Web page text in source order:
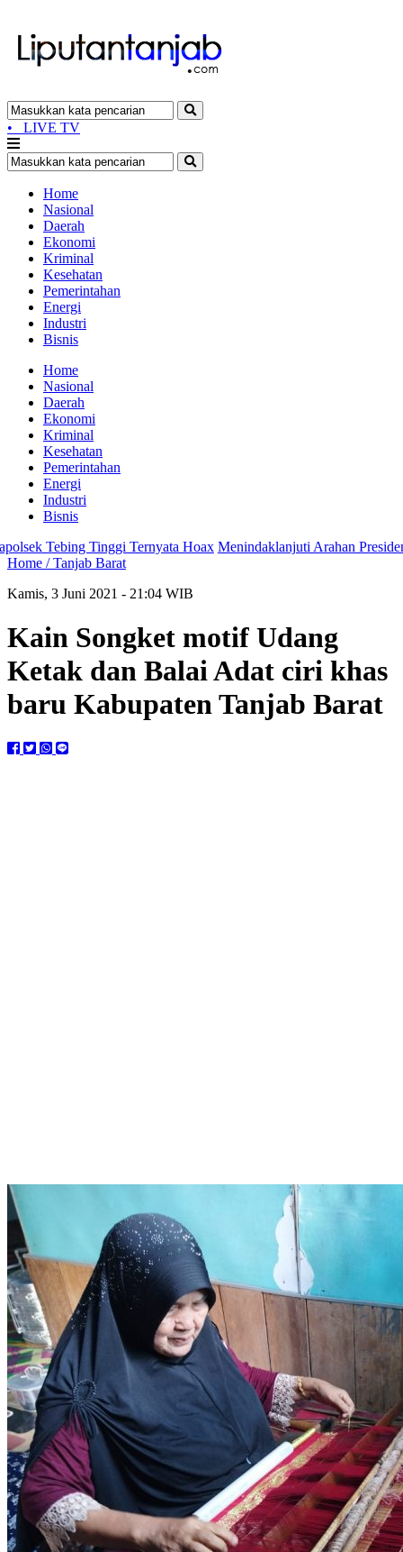
• LIVE TV
Home
Nasional
Daerah
Ekonomi
Kriminal
Kesehatan
Pemerintahan
Energi
Industri
Bisnis
Home
Nasional
Daerah
Ekonomi
Kriminal
Kesehatan
Pemerintahan
Energi
Industri
Bisnis
Tebing Tinggi Ternyata Hoax Menindaklanjuti Arahan Presiden,
Home /Tanjab Barat
Kamis, 3 Juni 2021 - 21:04 WIB
Kain Songket motif Udang
Ketak dan Balai Adat ciri khas
baru Kabupaten Tanjab Barat